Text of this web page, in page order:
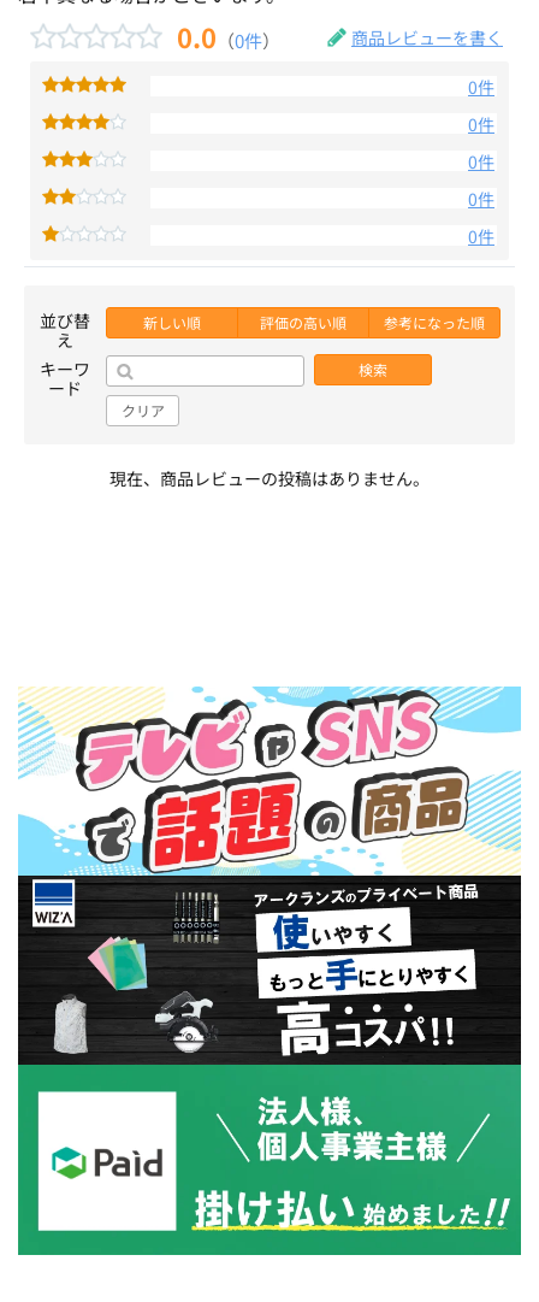
0.0 （0件） 商品レビューを書く
0件
0件
0件
0件
0件
並び替
え
新しい順 評価の高い順 参考になった順
キーワ
ード
検索
クリア
現在、商品レビューの投稿はありません。